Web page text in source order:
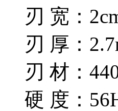
刃 宽：
刃 厚：
刃 材：
硬 度：